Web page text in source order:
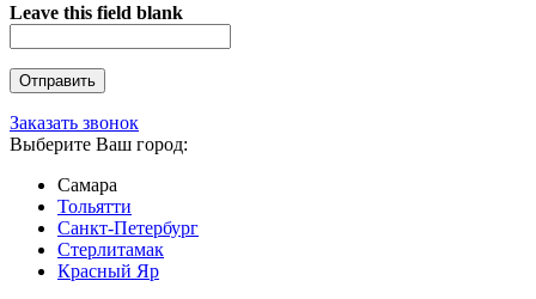
Leave this field blank
Заказать звонок
Выберите Ваш город:
Самара
Тольятти
Санкт-Петербург
Стерлитамак
Красный Яр